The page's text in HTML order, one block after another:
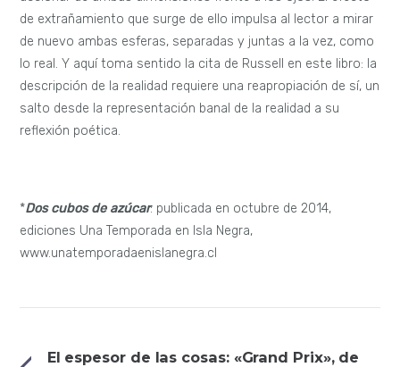
de extrañamiento que surge de ello impulsa al lector a mirar
de nuevo ambas esferas, separadas y juntas a la vez, como
lo real. Y aquí toma sentido la cita de Russell en este libro: la
descripción de la realidad requiere una reapropiación de sí, un
salto desde la representación banal de la realidad a su
reflexión poética.
*Dos cubos de azúcar: publicada en octubre de 2014,
ediciones Una Temporada en Isla Negra,
www.unatemporadaenislanegra.cl
El espesor de las cosas: «Grand Prix», de